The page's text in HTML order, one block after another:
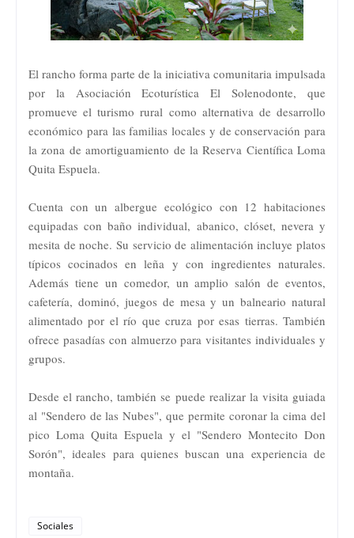
El rancho forma parte de la iniciativa comunitaria impulsada
por la Asociación Ecoturística El Solenodonte, que
promueve el turismo rural como alternativa de desarrollo
económico para las familias locales y de conservación para
la zona de amortiguamiento de la Reserva Científica Loma
Quita Espuela.
Cuenta con un albergue ecológico con 12 habitaciones
equipadas con baño individual, abanico, clóset, nevera y
mesita de noche. Su servicio de alimentación incluye platos
típicos cocinados en leña y con ingredientes naturales.
Además tiene un comedor, un amplio salón de eventos,
cafetería, dominó, juegos de mesa y un balneario natural
alimentado por el río que cruza por esas tierras. También
ofrece pasadías con almuerzo para visitantes individuales y
grupos.
Desde el rancho, también se puede realizar la visita guiada
al "Sendero de las Nubes", que permite coronar la cima del
pico Loma Quita Espuela y el "Sendero Montecito Don
Sorón", ideales para quienes buscan una experiencia de
montaña.
Sociales